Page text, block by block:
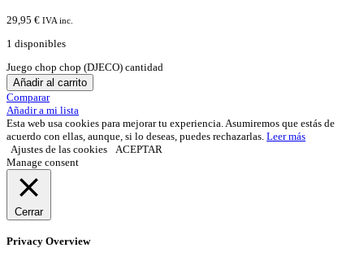
29,95 € IVA inc.
1 disponibles
Juego chop chop (DJECO) cantidad
Añadir al carrito
Comparar
Añadir a mi lista
Esta web usa cookies para mejorar tu experiencia. Asumiremos que estás de
acuerdo con ellas, aunque, si lo deseas, puedes rechazarlas. Leer más
Ajustes de las cookies
ACEPTAR
Manage consent
Cerrar
Privacy Overview